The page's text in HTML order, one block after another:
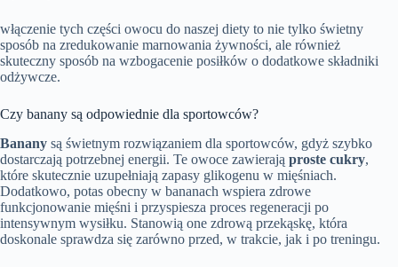
włączenie tych części owocu do naszej diety to nie tylko świetny
sposób na zredukowanie marnowania żywności, ale również
skuteczny sposób na wzbogacenie posiłków o dodatkowe składniki
odżywcze.
Czy banany są odpowiednie dla sportowców?
Banany są świetnym rozwiązaniem dla sportowców, gdyż szybko
dostarczają potrzebnej energii. Te owoce zawierają proste cukry,
które skutecznie uzupełniają zapasy glikogenu w mięśniach.
Dodatkowo, potas obecny w bananach wspiera zdrowe
funkcjonowanie mięśni i przyspiesza proces regeneracji po
intensywnym wysiłku. Stanowią one zdrową przekąskę, która
doskonale sprawdza się zarówno przed, w trakcie, jak i po treningu.